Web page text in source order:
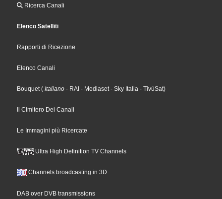
Ricerca Canali
Elenco Satelliti
Rapporti di Ricezione
Elenco Canali
Bouquet ( Italiano - RAI - Mediaset - Sky Italia - TivùSat)
Il Cimitero Dei Canali
Le Immagini più Ricercate
Ultra High Definition TV Channels
Channels broadcasting in 3D
DAB over DVB transmissions